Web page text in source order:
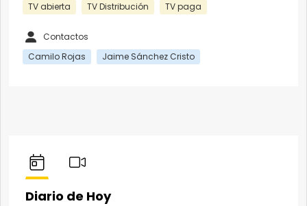
TV abierta
TV Distribución TV paga
Contactos
Camilo Rojas
Jaime Sánchez Cristo
Diario de Hoy